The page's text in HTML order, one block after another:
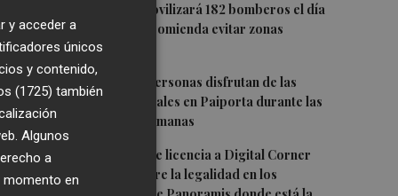
El Consorcio movilizará 182 bomberos el día
del eclipse y recomienda evitar zonas
forestales
3 Más de 4.000 personas disfrutan de las
piscinas temporales en Paiporta durante las
primeras dos semanas
4
Alicante concede licencia a Digital Corner
para que restaure la legalidad en los
y acceder a
únicos
y contenido,
(1725) también
Algunos
a
momento en